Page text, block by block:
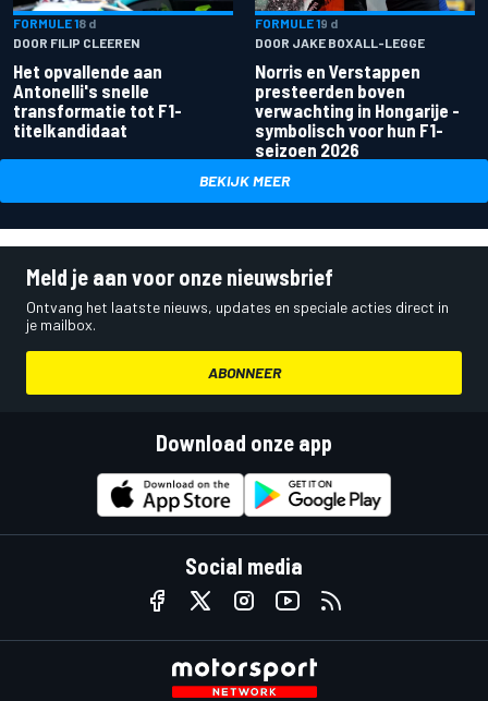
FORMULE 18 d
DOOR FILIP CLEEREN
Het opvallende aan
Antonelli's snelle
transformatie tot F1-
titelkandidaat
FORMULE 19 d
DOOR JAKE BOXALL-LEGGE
Norris en Verstappen
presteerden boven
verwachting in Hongarije -
symbolisch voor hun F1-
seizoen 2026
BEKIJK MEER
Meld je aan voor onze nieuwsbrief
Ontvang het laatste nieuws, updates en speciale acties direct in
je mailbox.
ABONNEER
Download onze app
Social media